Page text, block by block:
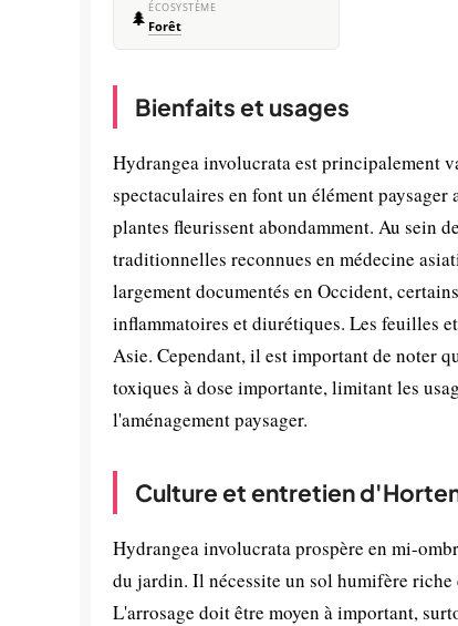
🌲 ÉCOSYSTÈME
Forêt
Bienfaits et usages
Hydrangea involucrata est principalement
spectaculaires en font un élément
plantes fleurissent abondamment. Au sein
traditionnelles reconnues en médecine
largement documentés en Occident,
inflammatoires et diurétiques. Les feuilles
Asie. Cependant, il est important de noter
toxiques à dose importante, limitant les
l'aménagement paysager.
Culture et entretien
Hydrangea involucrata prospère en mi-
du jardin. Il nécessite un sol humifère
L'arrosage doit être moyen à important,